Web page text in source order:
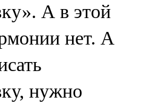
А в этой
нет. А
нужно